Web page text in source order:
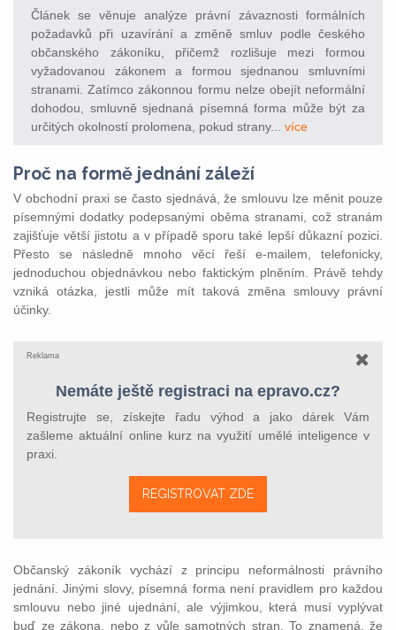
Článek se věnuje analýze právní závaznosti formálních
požadavků při uzavírání a změně smluv podle českého
občanského zákoníku, přičemž rozlišuje mezi formou
vyžadovanou zákonem a formou sjednanou smluvními
stranami. Zatímco zákonnou formu nelze obejít neformální
dohodou, smluvně sjednaná písemná forma může být za
určitých okolností prolomena, pokud strany... více
Proč na formě jednání záleží
V obchodní praxi se často sjednává, že smlouvu lze měnit pouze
písemnými dodatky podepsanými oběma stranami, což stranám
zajišťuje větší jistotu a v případě sporu také lepší důkazní pozici.
Přesto se následně mnoho věcí řeší e-mailem, telefonicky,
jednoduchou objednávkou nebo faktickým plněním. Právě tehdy
vzniká otázka, jestli může mít taková změna smlouvy právní
účinky.
Reklama
Nemáte ještě registraci na epravo.cz?
Registrujte se, získejte řadu výhod a jako dárek Vám
zašleme aktuální online kurz na využití umělé inteligence v
praxi.
REGISTROVAT ZDE
Občanský zákoník vychází z principu neformálnosti právního
jednání. Jinými slovy, písemná forma není pravidlem pro každou
smlouvu nebo jiné ujednání, ale výjimkou, která musí vyplývat
buď ze zákona, nebo z vůle samotných stran. To znamená, že